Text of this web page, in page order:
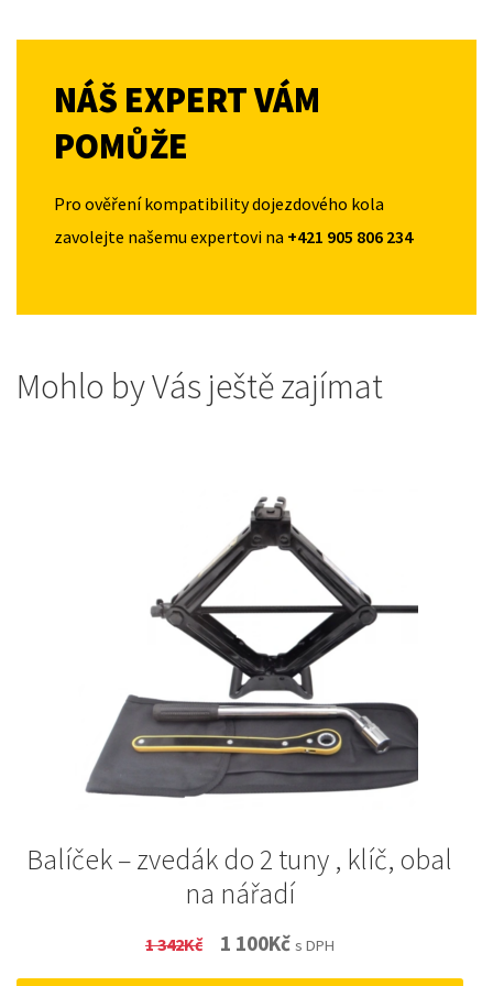
NÁŠ EXPERT VÁM
POMŮŽE
Pro ověření kompatibility dojezdového kola
zavolejte našemu expertovi na +421 905 806 234
Mohlo by Vás ještě zajímat
Balíček – zvedák do 2 tuny , klíč, obal
na nářadí
1 342Kč
Original
price
1 100KčCurrent
price
s DPH